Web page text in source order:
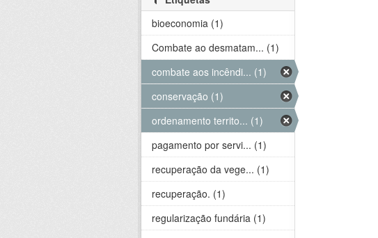
bioeconomia (1)
Combate ao desmatam... (1)
combate aos incêndi... (1)
conservação (1)
ordenamento territo... (1)
pagamento por servi... (1)
recuperação da vege... (1)
recuperação. (1)
regularização fundária (1)